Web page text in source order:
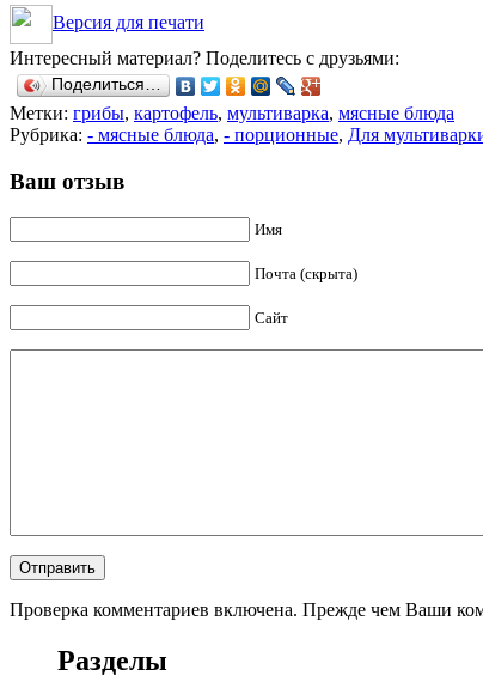
Версия для печати
Интересный материал? Поделитесь с друзьями:
Поделиться…
Метки: грибы, картофель, мультиварка, мясные блюда
Рубрика: - мясные блюда, - порционные, Для
Ваш отзыв
Имя
Почта (скрыта)
Сайт
Проверка комментариев включена. Прежде чем Ваши
Разделы